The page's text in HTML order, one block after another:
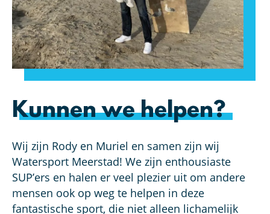
Kunnen we helpen?
Wij zijn Rody en Muriel en samen zijn wij
Watersport Meerstad! We zijn enthousiaste
SUP’ers en halen er veel plezier uit om andere
mensen ook op weg te helpen in deze
fantastische sport, die niet alleen lichamelijk